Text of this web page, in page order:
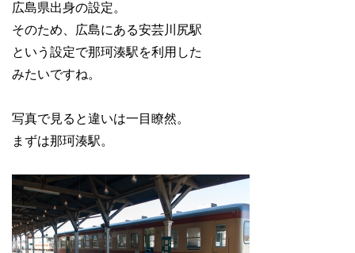
広島県出身の設定。
そのため、広島にある安芸川尻駅
という設定で那珂湊駅を利用した
みたいですね。
写真で見ると違いは一目瞭然。
まずは那珂湊駅。